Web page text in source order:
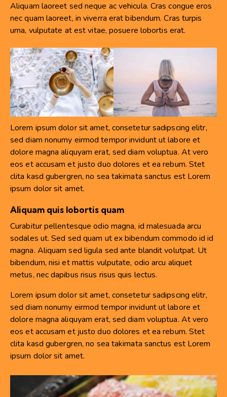
Aliquam laoreet sed neque ac vehicula. Cras congue eros
nec quam laoreet, in viverra erat bibendum. Cras turpis
urna, vulputate at est vitae, posuere lobortis erat.
Lorem ipsum dolor sit amet, consetetur sadipscing elitr,
sed diam nonumy eirmod tempor invidunt ut labore et
dolore magna aliquyam erat, sed diam voluptua. At vero
eos et accusam et justo duo dolores et ea rebum. Stet
clita kasd gubergren, no sea takimata sanctus est Lorem
ipsum dolor sit amet.
Aliquam quis lobortis quam
Curabitur pellentesque odio magna, id malesuada arcu
sodales ut. Sed sed quam ut ex bibendum commodo id id
magna. Aliquam sed ligula sed ante blandit volutpat. Ut
bibendum, nisi et mattis vulputate, odio arcu aliquet
metus, nec dapibus risus risus quis lectus.
Lorem ipsum dolor sit amet, consetetur sadipscing elitr,
sed diam nonumy eirmod tempor invidunt ut labore et
dolore magna aliquyam erat, sed diam voluptua. At vero
eos et accusam et justo duo dolores et ea rebum. Stet
clita kasd gubergren, no sea takimata sanctus est Lorem
ipsum dolor sit amet.